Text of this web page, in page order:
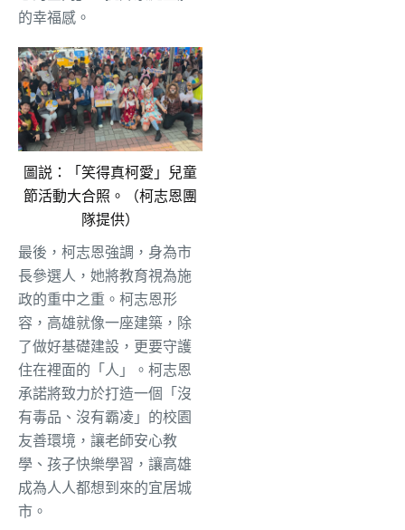
的幸福感。
圖説：「笑得真柯愛」兒童
節活動大合照。（柯志恩團
隊提供）
​最後，柯志恩強調，身為市
長參選人，她將教育視為施
政的重中之重。柯志恩形
容，高雄就像一座建築，除
了做好基礎建設，更要守護
住在裡面的「人」。柯志恩
承諾將致力於打造一個「沒
有毒品、沒有霸凌」的校園
友善環境，讓老師安心教
學、孩子快樂學習，讓高雄
成為人人都想到來的宜居城
市。